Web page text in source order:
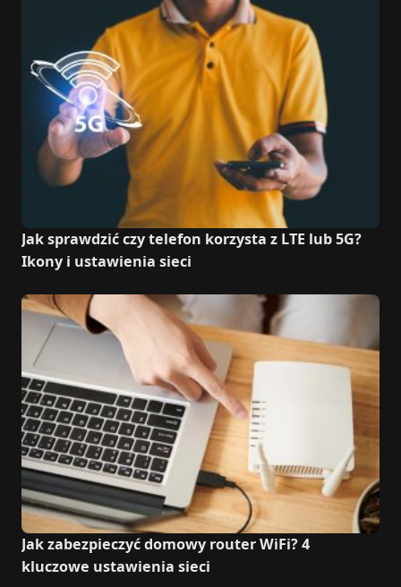
Jak sprawdzić czy telefon korzysta z LTE lub 5G?
Ikony i ustawienia sieci
Jak zabezpieczyć domowy router WiFi? 4
kluczowe ustawienia sieci